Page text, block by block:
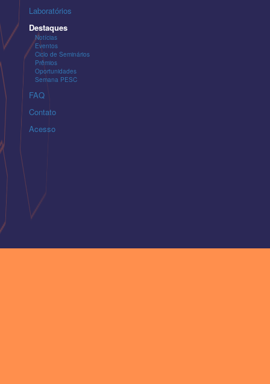
Laboratórios
Destaques
Notícias
Eventos
Ciclo de Seminários
Prêmios
Oportunidades
Semana PESC
FAQ
Contato
Acesso